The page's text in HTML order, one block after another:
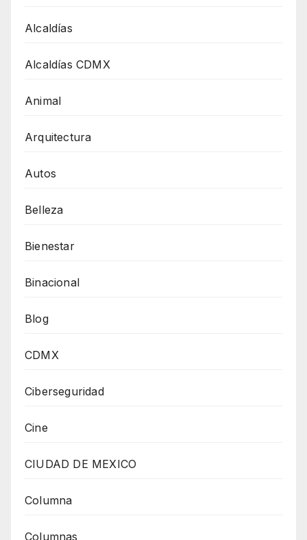
Alcaldías
Alcaldías CDMX
Animal
Arquitectura
Autos
Belleza
Bienestar
Binacional
Blog
CDMX
Ciberseguridad
Cine
CIUDAD DE MEXICO
Columna
Columnas